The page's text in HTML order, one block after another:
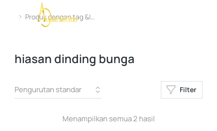
You are here:
Produk dengan tag &l…
hiasan dinding bunga
Filter
Menampilkan semua 2 hasil